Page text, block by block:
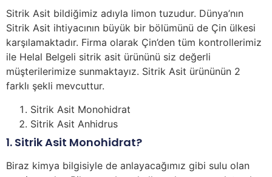
Sitrik Asit bildiğimiz adıyla limon tuzudur. Dünya’nın
Sitrik Asit ihtiyacının büyük bir bölümünü de Çin ülkesi
karşılamaktadır. Firma olarak Çin’den tüm kontrollerimiz
ile Helal Belgeli sitrik asit ürününü siz değerli
müşterilerimize sunmaktayız. Sitrik Asit ürününün 2
farklı şekli mevcuttur.
Sitrik Asit Monohidrat
Sitrik Asit Anhidrus
1. Sitrik Asit Monohidrat?
Biraz kimya bilgisiyle de anlayacağımız gibi sulu olan